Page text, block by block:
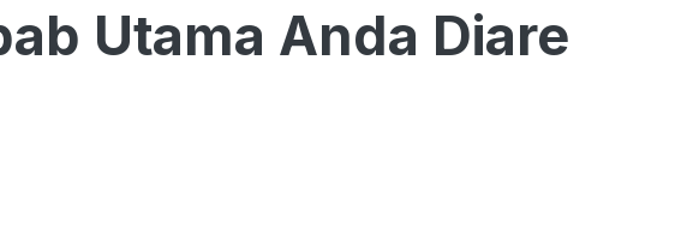
Utama Anda Diare